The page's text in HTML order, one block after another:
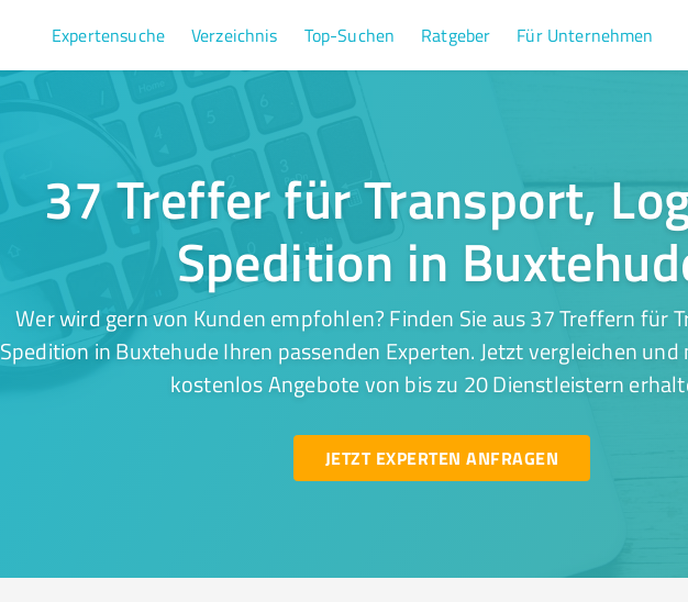
Expertensuche Verzeichnis Top-Suchen Ratgeber Für Unternehmen
37 Treffer für Transport,
Spedition in
Wer wird gern von Kunden empfohlen? Finden Sie aus 37 Treffern für
Spedition in Buxtehude Ihren passenden Experten. Jetzt vergleichen
kostenlos Angebote von bis zu 20 Dienstleistern
JETZT EXPERTEN ANFRAGEN